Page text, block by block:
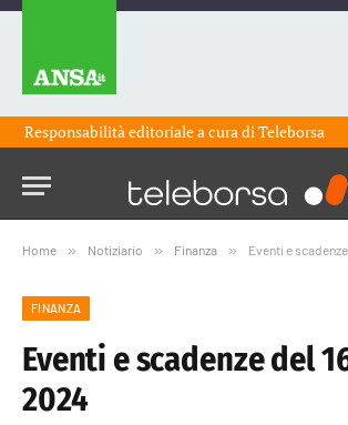
Responsabilità editoriale a cura diTeleborsa
Home » Notiziario » Finanza » Eventi e
FINANZA
Eventi e scadenze del
2024